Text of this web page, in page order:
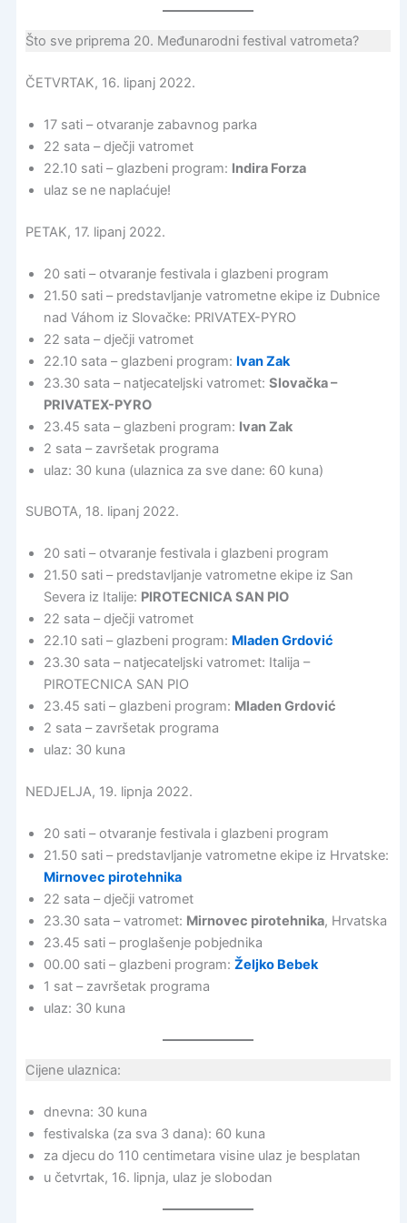
Što sve priprema 20. Međunarodni festival vatrometa?
ČETVRTAK, 16. lipanj 2022.
17 sati – otvaranje zabavnog parka
22 sata – dječji vatromet
22.10 sati – glazbeni program: Indira Forza
ulaz se ne naplaćuje!
PETAK, 17. lipanj 2022.
20 sati – otvaranje festivala i glazbeni program
21.50 sati – predstavljanje vatrometne ekipe iz Dubnice
nad Váhom iz Slovačke: PRIVATEX-PYRO
22 sata – dječji vatromet
22.10 sata – glazbeni program: Ivan Zak
23.30 sata – natjecateljski vatromet: Slovačka –
PRIVATEX-PYRO
23.45 sata – glazbeni program: Ivan Zak
2 sata – završetak programa
ulaz: 30 kuna (ulaznica za sve dane: 60 kuna)
SUBOTA, 18. lipanj 2022.
20 sati – otvaranje festivala i glazbeni program
21.50 sati – predstavljanje vatrometne ekipe iz San
Severa iz Italije: PIROTECNICA SAN PIO
22 sata – dječji vatromet
22.10 sati – glazbeni program: Mladen Grdović
23.30 sata – natjecateljski vatromet: Italija –
PIROTECNICA SAN PIO
23.45 sati – glazbeni program: Mladen Grdović
2 sata – završetak programa
ulaz: 30 kuna
NEDJELJA, 19. lipnja 2022.
20 sati – otvaranje festivala i glazbeni program
21.50 sati – predstavljanje vatrometne ekipe iz Hrvatske:
Mirnovec pirotehnika
22 sata – dječji vatromet
23.30 sata – vatromet: Mirnovec pirotehnika, Hrvatska
23.45 sati – proglašenje pobjednika
00.00 sati – glazbeni program: Željko Bebek
1 sat – završetak programa
ulaz: 30 kuna
Cijene ulaznica:
dnevna: 30 kuna
festivalska (za sva 3 dana): 60 kuna
za djecu do 110 centimetara visine ulaz je besplatan
u četvrtak, 16. lipnja, ulaz je slobodan